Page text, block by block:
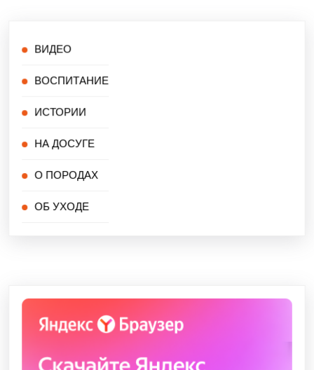
ВИДЕО
ВОСПИТАНИЕ
ИСТОРИИ
НА ДОСУГЕ
О ПОРОДАХ
ОБ УХОДЕ